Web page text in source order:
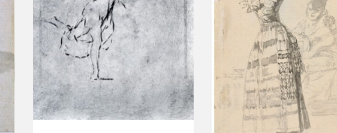
GOYA EN ARAGÓN
GOYA